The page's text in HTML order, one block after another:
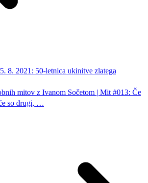
8. 2021: 50-letnica ukinitve zlatega
mitov z Ivanom Sočetom | Mit #013: Če
so drugi, …